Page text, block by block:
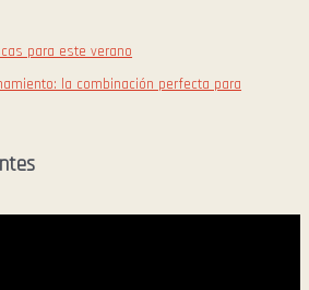
para este verano
la combinación perfecta para